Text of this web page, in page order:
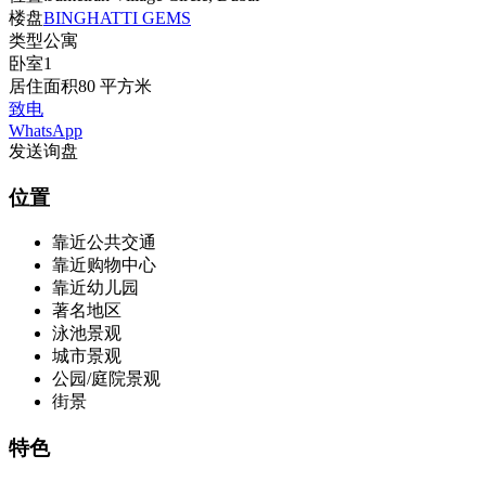
楼盘BINGHATTI GEMS
类型公寓
卧室1
居住面积80 平方米
致电
WhatsApp
发送询盘
位置
靠近公共交通
靠近购物中心
靠近幼儿园
著名地区
泳池景观
城市景观
公园/庭院景观
街景
特色